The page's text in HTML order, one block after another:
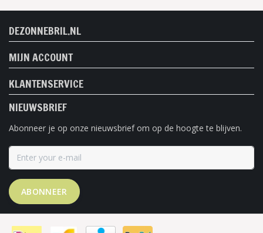
DEZONNEBRIL.NL
MIJN ACCOUNT
KLANTENSERVICE
NIEUWSBRIEF
Abonneer je op onze nieuwsbrief om op de hoogte te blijven.
ABONNEER